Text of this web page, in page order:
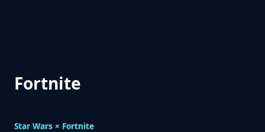
Fortnite
Star Wars × Fortnite